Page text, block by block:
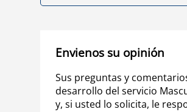
Envienos su opinión
Sus preguntas y
desarrollo del servicio
y, si usted lo solicita, le